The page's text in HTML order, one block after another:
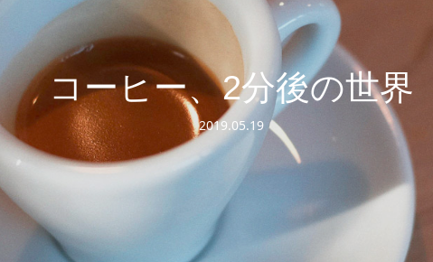
コーヒー、2分後の世界
2019.05.19